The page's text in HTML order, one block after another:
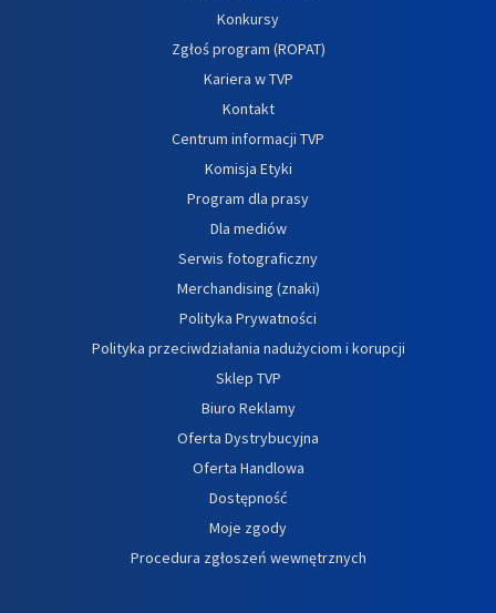
Konkursy
Zgłoś program (ROPAT)
Kariera w TVP
Kontakt
Centrum informacji TVP
Komisja Etyki
Program dla prasy
Dla mediów
Serwis fotograficzny
Merchandising (znaki)
Polityka Prywatności
Polityka przeciwdziałania nadużyciom i korupcji
Sklep TVP
Biuro Reklamy
Oferta Dystrybucyjna
Oferta Handlowa
Dostępność
Moje zgody
Procedura zgłoszeń wewnętrznych